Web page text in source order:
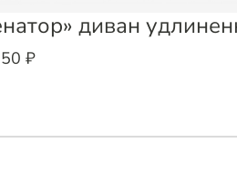
диван
₽